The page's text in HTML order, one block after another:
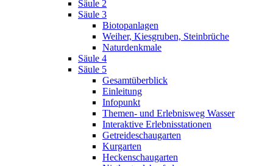
Säule 2
Säule 3
Biotopanlagen
Weiher, Kiesgruben, Steinbrüche
Naturdenkmale
Säule 4
Säule 5
Gesamtüberblick
Einleitung
Infopunkt
Themen- und Erlebnisweg Wasser
Interaktive Erlebnisstationen
Getreideschaugarten
Kurgarten
Heckenschaugarten